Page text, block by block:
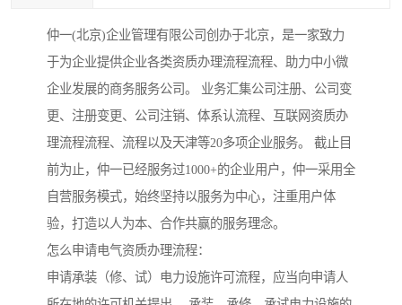
仲一(北京)企业管理有限公司创办于北京，是一家致力
于为企业提供企业各类资质办理流程流程、助力中小微
企业发展的商务服务公司。 业务汇集公司注册、公司变
更、注册变更、公司注销、体系认流程、互联网资质办
理流程流程、流程以及天津等20多项企业服务。 截止目
前为止，仲一已经服务过1000+的企业用户，仲一采用全
自营服务模式，始终坚持以服务为中心，注重用户体
验，打造以人为本、合作共赢的服务理念。
怎么申请电气资质办理流程：
申请承装（修、试）电力设施许可流程，应当向申请人